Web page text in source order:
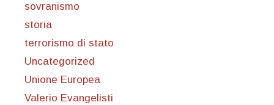
sovranismo
storia
terrorismo di stato
Uncategorized
Unione Europea
Valerio Evangelisti